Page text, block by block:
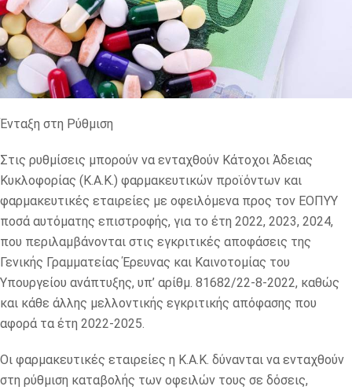
Ένταξη στη Ρύθμιση
Στις ρυθμίσεις μπορούν να ενταχθούν Κάτοχοι Άδειας
Κυκλοφορίας (Κ.Α.Κ.) φαρμακευτικών προϊόντων και
φαρμακευτικές εταιρείες με οφειλόμενα προς τον ΕΟΠΥΥ
ποσά αυτόματης επιστροφής, για το έτη 2022, 2023, 2024,
που περιλαμβάνονται στις εγκριτικές αποφάσεις της
Γενικής Γραμματείας Έρευνας και Καινοτομίας του
Υπουργείου ανάπτυξης, υπ’ αρίθμ. 81682/22-8-2022, καθώς
και κάθε άλλης μελλοντικής εγκριτικής απόφασης που
αφορά τα έτη 2022-2025.
Οι φαρμακευτικές εταιρείες η Κ.Α.Κ. δύνανται να ενταχθούν
στη ρύθμιση καταβολής των οφειλών τους σε δόσεις,